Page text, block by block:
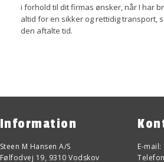
i forhold til dit firmas ønsker, når I har
altid for en sikker og rettidig transport,
den aftalte tid.
Information
Steen​ M Hansen A/S
Følfodvej 19, 9310 Vodskov
E-mail: